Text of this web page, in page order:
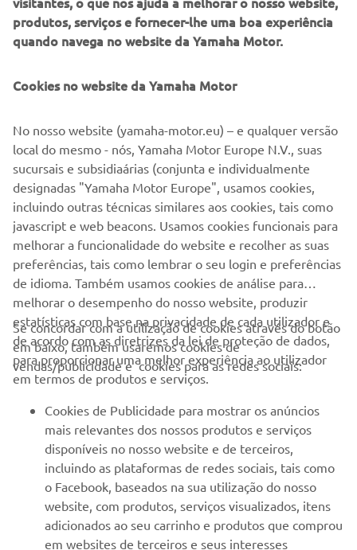
conduzir ou encontrar a melhor solução para te MOVERES
de forma mais inteligente, esperamos que encontres o
produto Yamaha que te dará a experiência KANDO - e
esperamos reavivar o teu coração e ver o brilho nos teus
olhos.
SABE MAIS
EMPRESA
MAIS YAMAHA
SERVIÇO E SUPORTE
produtos, serviços e fornecer-lhe uma boa experiência
quando navega no website da Yamaha Motor.
Cookies no website da Yamaha Motor
No nosso website (yamaha-motor.eu) – e qualquer versão
local do mesmo - nós, Yamaha Motor Europe N.V., suas
sucursais e subsidiaárias (conjunta e individualmente
designadas "Yamaha Motor Europe", usamos cookies,
incluindo outras técnicas similares aos cookies, tais como
javascript e web beacons. Usamos cookies funcionais para
melhorar a funcionalidade do website e recolher as suas
preferências, tais como lembrar o seu login e preferências
de idioma. Também usamos cookies de análise para
melhorar o desempenho do nosso website, produzir
estatísticas com base na privacidade de cada utilizador e
de acordo com as diretrizes da lei de proteção de dados,
para proporcionar uma melhor experiência ao utilizador
em termos de produtos e serviços.
Se concordar com a utilização de cookies através do botão
em baixo, também usaremos cookies de
vendas/publicidade e cookies para as redes sociais:
Cookies de Publicidade para mostrar os anúncios
mais relevantes dos nossos produtos e serviços
disponíveis no nosso website e de terceiros,
incluindo as plataformas de redes sociais, tais como
o Facebook, baseados na sua utilização do nosso
website, com produtos, serviços visualizados, itens
adicionados ao seu carrinho e produtos que comprou
em websites de terceiros e seus interesses